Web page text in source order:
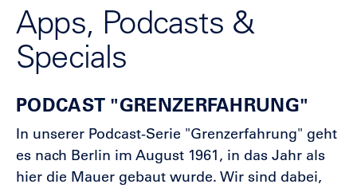
Apps, Podcasts &
Specials
PODCAST "GRENZERFAHRUNG"
In unserer Podcast-Serie "Grenzerfahrung" geht
es nach Berlin im August 1961, in das Jahr als
hier die Mauer gebaut wurde. Wir sind dabei,